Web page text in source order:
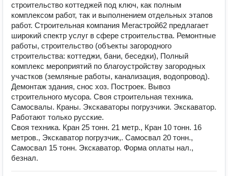
строительство коттеджей под ключ, как полным
комплексом работ, так и выполнением отдельных этапов
работ. Строительная компания Мегастрой62 предлагает
широкий спектр услуг в сфере строительства. Ремонтные
работы, строительство (объекты загородного
строительства: коттеджи, бани, беседки), Полный
комплекс мероприятий по благоустройству загородных
участков (земляные работы, канализация, водопровод).
Демонтаж здания, снос хоз. Построек. Вывоз
строительного мусора. Своя строительная техника.
Самосвалы. Краны. Экскаваторы погрузчики. Экскаватор.
Работают только русские.
Своя техника. Кран 25 тонн. 21 метр., Кран 10 тонн. 16
метров., Экскаватор погрузчик,. Самосвал 20 тонн.,
Самосвал 15 тонн. Экскаватор. Форма оплаты нал.,
безнал.